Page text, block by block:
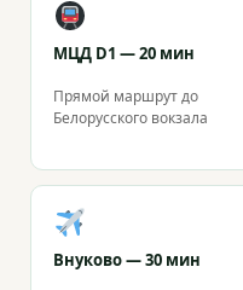
МЦД D1 — 20 мин
Прямой маршрут до
Белорусского вокзала
Внуково — 30 мин